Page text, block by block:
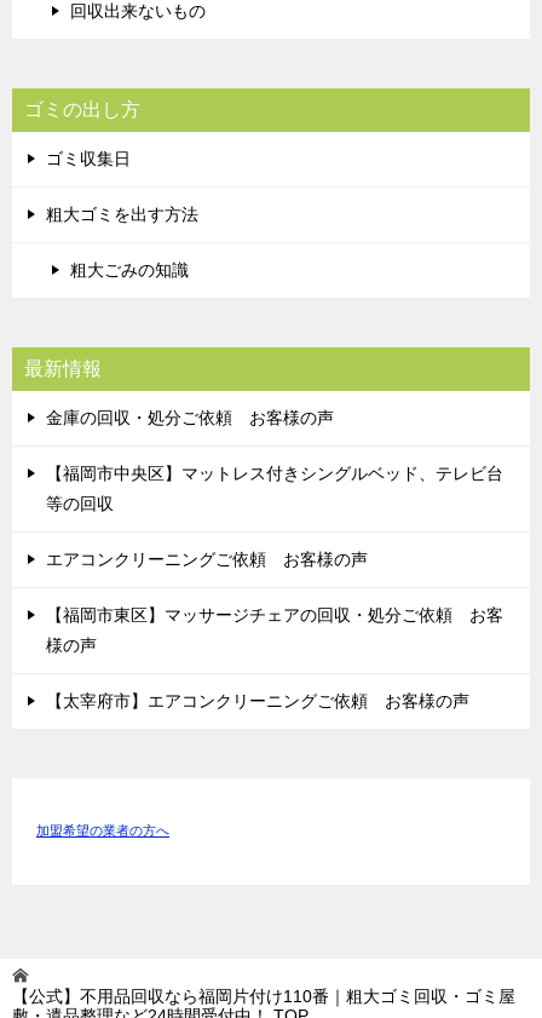
回収出来ないもの
ゴミの出し方
ゴミ収集日
粗大ゴミを出す方法
粗大ごみの知識
最新情報
金庫の回収・処分ご依頼 お客様の声
【福岡市中央区】マットレス付きシングルベッド、テレビ台
等の回収
エアコンクリーニングご依頼 お客様の声
【福岡市東区】マッサージチェアの回収・処分ご依頼 お客
様の声
【太宰府市】エアコンクリーニングご依頼 お客様の声
加盟希望の業者の方へ
【公式】不用品回収なら福岡片付け110番｜粗大ゴミ回収・ゴミ屋